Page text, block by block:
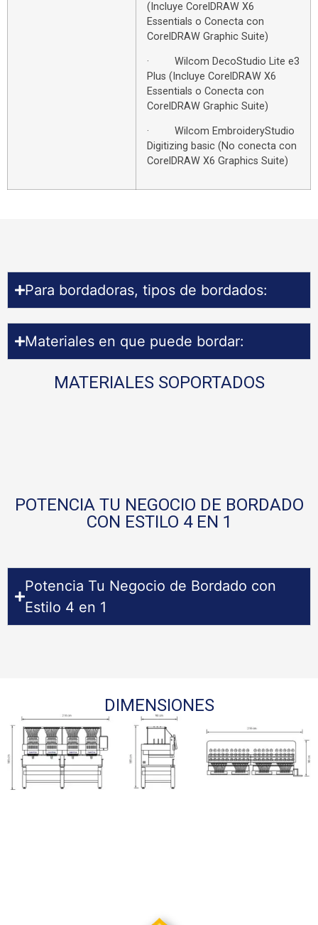
(Incluye CorelDRAW X6
Essentials o Conecta con
CorelDRAW Graphic Suite)
· Wilcom DecoStudio Lite e3
Plus (Incluye CorelDRAW X6
Essentials o Conecta con
CorelDRAW Graphic Suite)
· Wilcom EmbroideryStudio
Digitizing basic (No conecta con
CorelDRAW X6 Graphics Suite)
MATERIALES SOPORTADOS
Para bordadoras, tipos de bordados:
Materiales en que puede bordar:
POTENCIA TU NEGOCIO DE BORDADO
CON ESTILO 4 EN 1
Potencia Tu Negocio de Bordado con
Estilo 4 en 1
DIMENSIONES